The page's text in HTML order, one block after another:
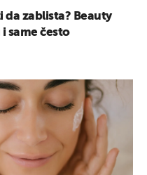
zablista? Beauty
same često